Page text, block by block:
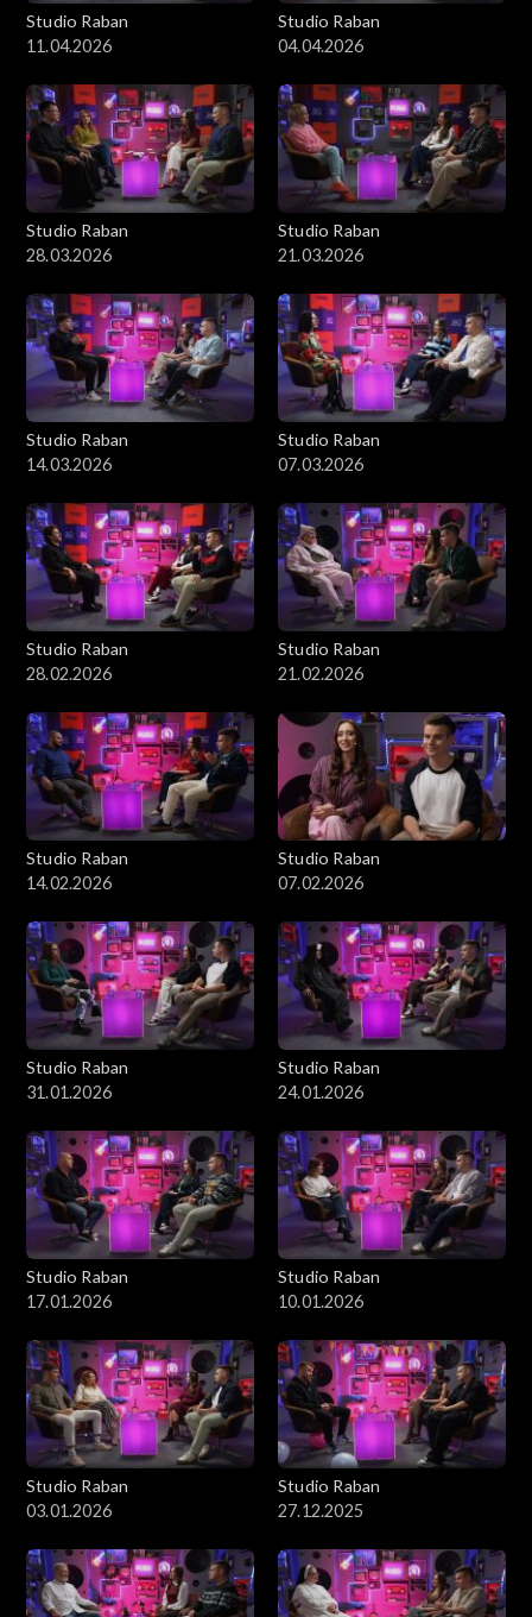
Studio Raban
11.04.2026
Studio Raban
04.04.2026
Studio Raban
28.03.2026
Studio Raban
21.03.2026
Studio Raban
14.03.2026
Studio Raban
07.03.2026
Studio Raban
28.02.2026
Studio Raban
21.02.2026
Studio Raban
14.02.2026
Studio Raban
07.02.2026
Studio Raban
31.01.2026
Studio Raban
24.01.2026
Studio Raban
17.01.2026
Studio Raban
10.01.2026
Studio Raban
03.01.2026
Studio Raban
27.12.2025